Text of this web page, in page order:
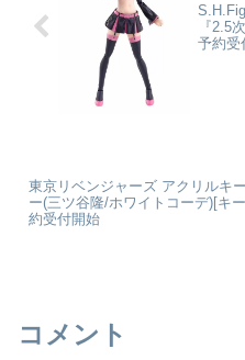
『2.5
予約受
東京リベンジャーズ アクリルキ
ー(三ツ谷隆/ホワイトコーデ)[キ
約受付開始
コメント